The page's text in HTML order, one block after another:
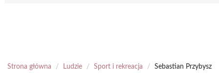
Strona główna / Ludzie / Sport i rekreacja / Sebastian Przybysz